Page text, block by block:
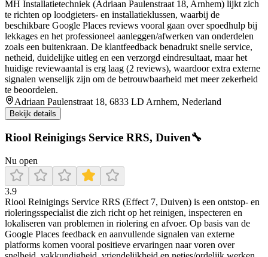
MH Installatietechniek (Adriaan Paulenstraat 18, Arnhem) lijkt zich
te richten op loodgieters- en installatieklussen, waarbij de
beschikbare Google Places reviews vooral gaan over spoedhulp bij
lekkages en het professioneel aanleggen/afwerken van onderdelen
zoals een buitenkraan. De klantfeedback benadrukt snelle service,
netheid, duidelijke uitleg en een verzorgd eindresultaat, maar het
huidige reviewaantal is erg laag (2 reviews), waardoor extra externe
signalen wenselijk zijn om de betrouwbaarheid met meer zekerheid
te beoordelen.
Adriaan Paulenstraat 18, 6833 LD Arnhem, Nederland
Bekijk details
Riool Reinigings Service RRS, Duiven🔧
Nu open
3.9
Riool Reinigings Service RRS (Effect 7, Duiven) is een ontstop- en
rioleringsspecialist die zich richt op het reinigen, inspecteren en
lokaliseren van problemen in riolering en afvoer. Op basis van de
Google Places feedback en aanvullende signalen van externe
platforms komen vooral positieve ervaringen naar voren over